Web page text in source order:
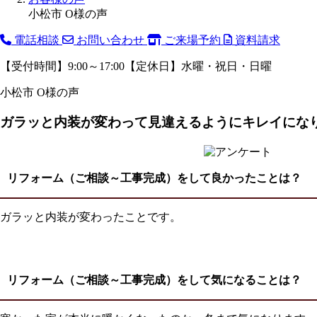
小松市 O様の声
電話相談 お問い合わせ ご来場予約 資料請求
【受付時間】9:00～17:00【定休日】水曜・祝日・日曜
小松市 O様の声
ガラッと内装が変わって見違えるようにキレイにな
リフォーム（ご相談～工事完成）をして良かったことは？
ガラッと内装が変わったことです。
リフォーム（ご相談～工事完成）をして気になることは ？